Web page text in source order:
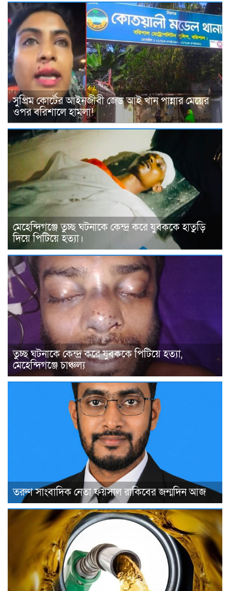
সুপ্রিম কোর্টের আইনজীবী জেড আই খান পান্নার মেয়ের
ওপর বরিশালে হামলা!
মেহেন্দিগঞ্জে তুচ্ছ ঘটনাকে কেন্দ্র করে যুবককে হাতুড়ি
দিয়ে পিটিয়ে হত্যা।
তুচ্ছ ঘটনাকে কেন্দ্র করে যুবককে পিটিয়ে হত্যা,
মেহেন্দিগঞ্জে চাঞ্চল্য
তরুণ সাংবাদিক নেতা ফয়সাল রাকিবের জন্মদিন আজ